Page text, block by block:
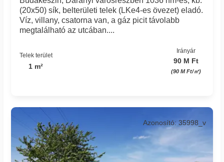
(20x50) sík, belterületi telek (LKe4-es övezet) eladó.
Víz, villany, csatorna van, a gáz picit távolabb
megtalálható az utcában....
Telek terület
1 m²
Irányár
90 M Ft
(90 M Ft/㎡)
Azonosító: 35998_v